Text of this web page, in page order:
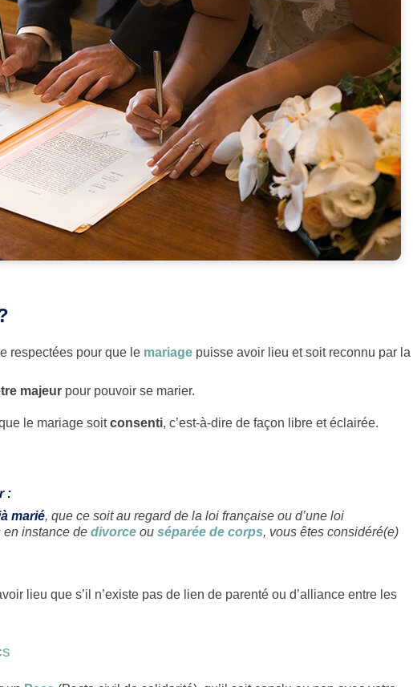
respectées pour que le mariage puisse avoir lieu et soit reconnu par la
majeur pour pouvoir se marier.
le mariage soitconsenti, c’est-à-dire de façon libre et éclairée.
:
marié, que ce soit au regard de la loi française ou d’une loi
en instance de divorce ou séparée de corps, vous êtes considéré(e)
lieu que s’il n’existe pas de lien de parenté ou d’alliance entre les